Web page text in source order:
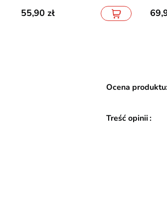
55,90
Ocena produktu
Treść opinii